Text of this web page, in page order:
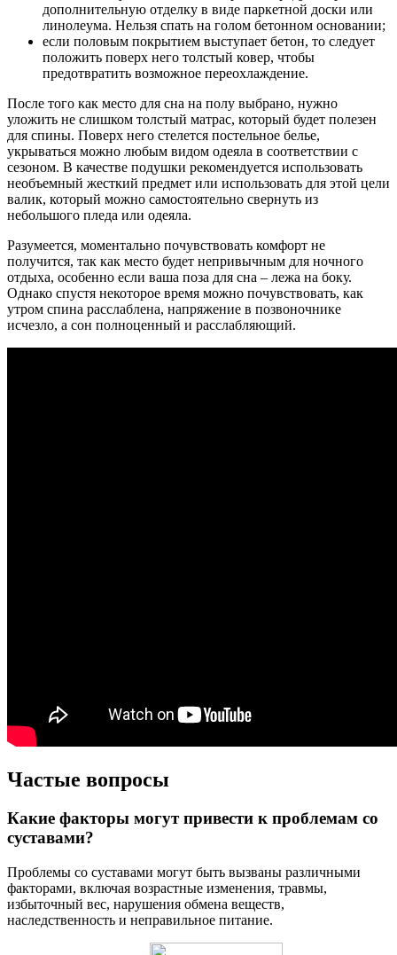
дополнительную отделку в виде паркетной доски или
линолеума. Нельзя спать на голом бетонном основании;
если половым покрытием выступает бетон, то следует
положить поверх него толстый ковер, чтобы
предотвратить возможное переохлаждение.
После того как место для сна на полу выбрано, нужно
уложить не слишком толстый матрас, который будет полезен
для спины. Поверх него стелется постельное белье,
укрываться можно любым видом одеяла в соответствии с
сезоном. В качестве подушки рекомендуется использовать
необъемный жесткий предмет или использовать для этой цели
валик, который можно самостоятельно свернуть из
небольшого пледа или одеяла.
Разумеется, моментально почувствовать комфорт не
получится, так как место будет непривычным для ночного
отдыха, особенно если ваша поза для сна – лежа на боку.
Однако спустя некоторое время можно почувствовать, как
утром спина расслаблена, напряжение в позвоночнике
исчезло, а сон полноценный и расслабляющий.
Частые вопросы
Какие факторы могут привести к проблемам со
суставами?
Проблемы со суставами могут быть вызваны различными
факторами, включая возрастные изменения, травмы,
избыточный вес, нарушения обмена веществ,
наследственность и неправильное питание.